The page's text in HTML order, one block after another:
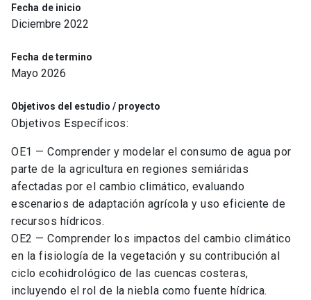
Fecha de inicio
Diciembre 2022
Fecha de termino
Mayo 2026
Objetivos del estudio / proyecto
Objetivos Específicos:
OE1 — Comprender y modelar el consumo de agua por
parte de la agricultura en regiones semiáridas
afectadas por el cambio climático, evaluando
escenarios de adaptación agrícola y uso eficiente de
recursos hídricos.
OE2 — Comprender los impactos del cambio climático
en la fisiología de la vegetación y su contribución al
ciclo ecohidrológico de las cuencas costeras,
incluyendo el rol de la niebla como fuente hídrica.